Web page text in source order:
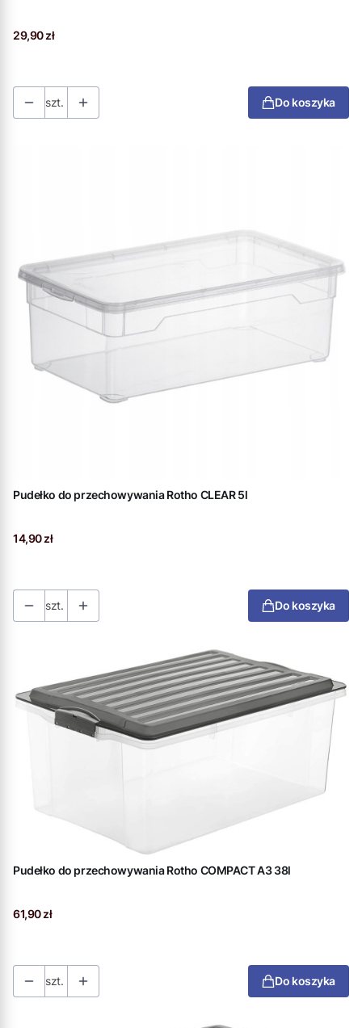
Cena
29,90 zł
szt. Do koszyka
Pudełko do przechowywania Rotho CLEAR 5l
Cena
14,90 zł
szt. Do koszyka
Pudełko do przechowywania Rotho COMPACT A3 38l
Cena
61,90 zł
szt. Do koszyka